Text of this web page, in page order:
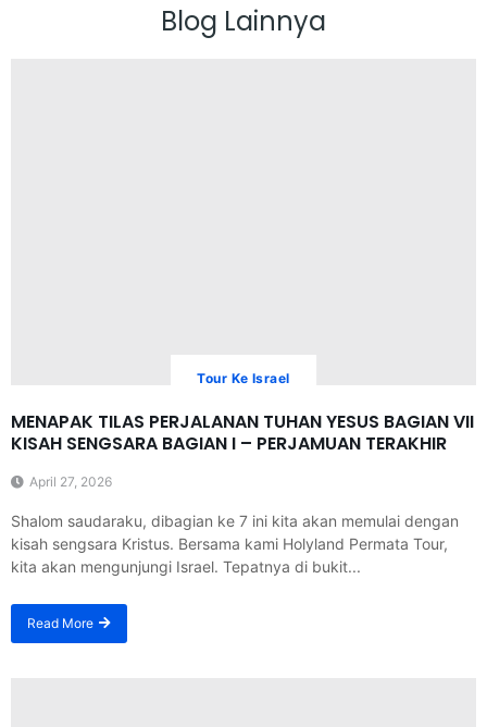
Blog Lainnya
Tour Ke Israel
MENAPAK TILAS PERJALANAN TUHAN YESUS BAGIAN VII
KISAH SENGSARA BAGIAN I – PERJAMUAN TERAKHIR
April 27, 2026
Shalom saudaraku, dibagian ke 7 ini kita akan memulai dengan
kisah sengsara Kristus. Bersama kami Holyland Permata Tour,
kita akan mengunjungi Israel. Tepatnya di bukit...
Read More